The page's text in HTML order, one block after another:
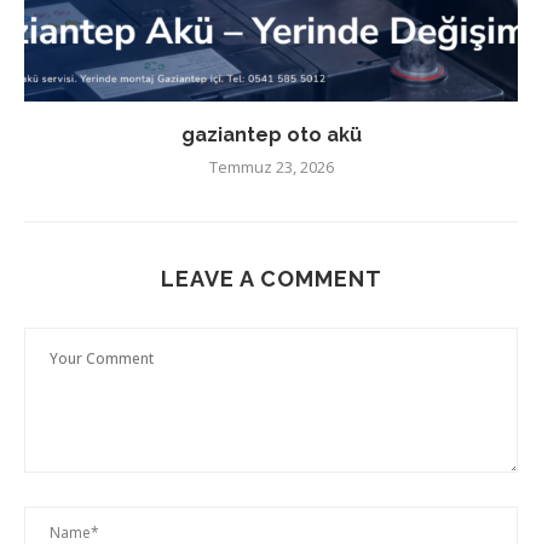
gaziantep oto akü
Temmuz 23, 2026
LEAVE A COMMENT